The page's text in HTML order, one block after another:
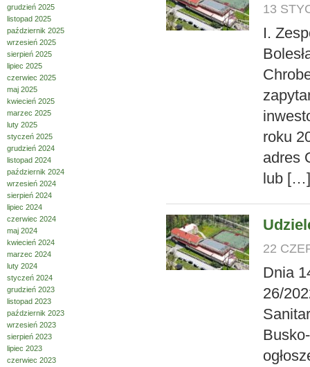
grudzień 2025
listopad 2025
październik 2025
wrzesień 2025
sierpień 2025
lipiec 2025
czerwiec 2025
maj 2025
kwiecień 2025
marzec 2025
luty 2025
styczeń 2025
grudzień 2024
listopad 2024
październik 2024
wrzesień 2024
sierpień 2024
lipiec 2024
czerwiec 2024
maj 2024
kwiecień 2024
marzec 2024
luty 2024
styczeń 2024
grudzień 2023
listopad 2023
październik 2023
wrzesień 2023
sierpień 2023
lipiec 2023
czerwiec 2023
13
I.
roku
adres
lub […]
22
Dnia
26/